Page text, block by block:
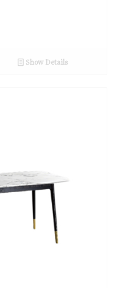
Show Details